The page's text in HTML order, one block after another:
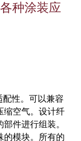
种涂装应
配性。可以兼容
缩空气。设计纤
件进行组装。
的模块。所有的